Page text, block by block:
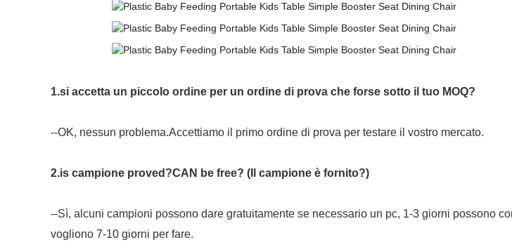
1.si accetta un piccolo ordine per un ordine di prova che forse sotto il tuo MOQ?
--OK, nessun problema.Accettiamo il primo ordine di prova per testare il vostro mercato.
2.is campione proved?CAN be free? (Il campione è fornito?)
--Sì, alcuni campioni possono dare gratuitamente se necessario un pc, 1-3 giorni possono
vogliono 7-10 giorni per fare.